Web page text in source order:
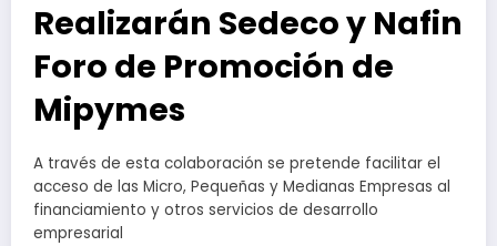
Realizarán Sedeco y Nafin
Foro de Promoción de
Mipymes
A través de esta colaboración se pretende facilitar el
acceso de las Micro, Pequeñas y Medianas Empresas al
financiamiento y otros servicios de desarrollo
empresarial